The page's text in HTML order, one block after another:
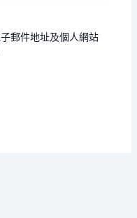
郵件地址及個人網站